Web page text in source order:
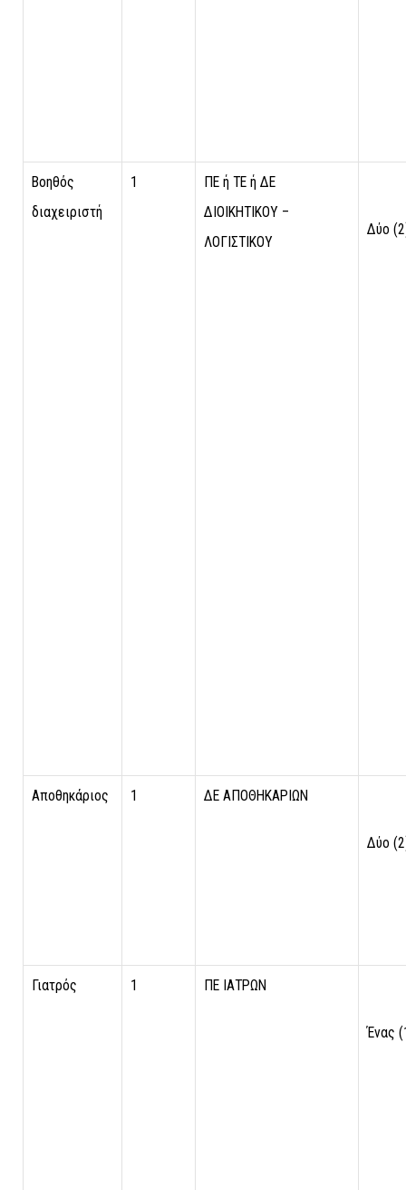
Βοηθός
διαχειριστή
1
ΠΕ ή ΤΕ ή ΔΕ
ΔΙΟΙΚΗΤΙΚΟΥ –
ΛΟΓΙΣΤΙΚΟΥ
Δύο
Αποθηκάριος 1 ΔΕ ΑΠΟΘΗΚΑΡΙΩΝ
Δύο
Γιατρός 1 ΠΕ ΙΑΤΡΩΝ
Ένας